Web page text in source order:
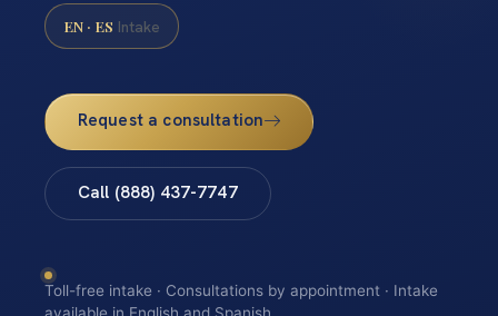
EN · ES Intake
Request a consultation
Call (888) 437-7747
Toll-free intake · Consultations by appointment · Intake